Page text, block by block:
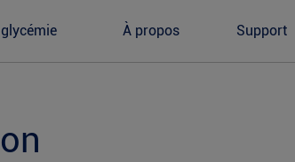
À propos Support